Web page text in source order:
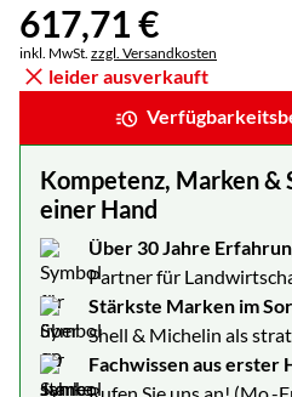
617,71€
Steuerhinweis:
inkl. MwSt. zzgl. Versandkosten
leider ausverkauft
Kompetenz, Marken &
einer Hand
Über 30 Jahre
Partner für
Stärkste Marken im
Shell & Michelin als
Fachwissen aus erster
Rufen Sie uns an! (Mo.-